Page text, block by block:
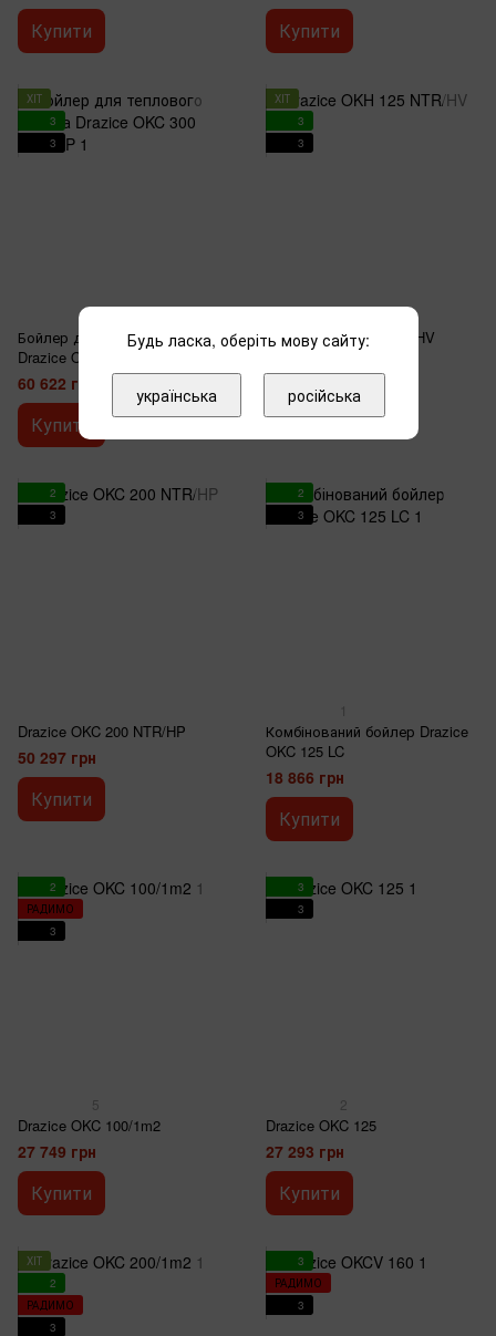
Купити Купити
ХІТ
3
3
Бойлер для теплового насоса
Drazice OKC 300 NTR/HP
60 622 грн
Купити
ХІТ
3
3
Drazice OKH 125 NTR/HV
Купити
2
3
Drazice OKC 200 NTR/HP
50 297 грн
Купити
2
3
1
Комбінований бойлер Drazice
OKC 125 LC
18 866 грн
Купити
2
РАДИМО
3
5
Drazice OKC 100/1m2
27 749 грн
Купити
3
3
2
Drazice OKC 125
27 293 грн
Купити
ХІТ
2
РАДИМО
3
3
РАДИМО
3
Будь ласка, оберіть мову сайту:
українська російська